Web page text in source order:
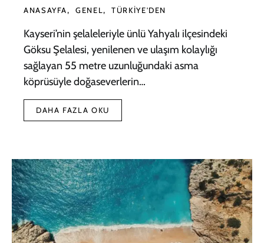
ANASAYFA GENEL TÜRKIYE'DEN
Kayseri’nin şelaleleriyle ünlü Yahyalı ilçesindeki
Göksu Şelalesi, yenilenen ve ulaşım kolaylığı
sağlayan 55 metre uzunluğundaki asma
köprüsüyle doğaseverlerin…
DAHA FAZLA OKU